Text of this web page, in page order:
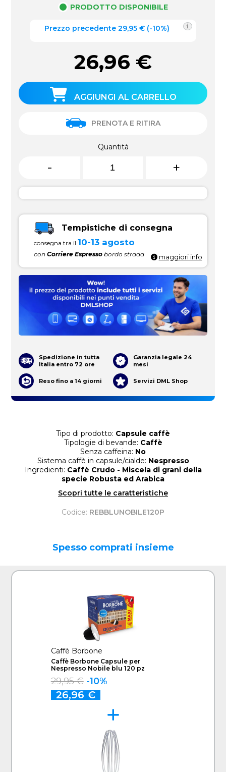
Tipo di prodotto: Capsule caffè
Tipologie di bevande: Caffè
Senza caffeina: No
Sistema caffè in capsule/cialde: Nespresso
Ingredienti: Caffè Crudo - Miscela di grani della
specie Robusta ed Arabica
Scopri tutte le caratteristiche
Codice: REBBLUNOBILE120P
PRODOTTO DISPONIBILE
Prezzo precedente 29,95 € (-10%)
26,96 €
AGGIUNGI AL CARRELLO
PRENOTA E RITIRA
Quantità
- +
Tempistiche di consegna
consegna tra il 10-13 agosto
conCorriere Espresso bordo strada maggiori info
Spedizione in tutta
Italia entro 72 ore
Garanzia legale 24
mesi
Reso fino a 14 giorni Servizi DML Shop
Spesso comprati insieme
Caffè Borbone
Caffè Borbone Capsule per
Nespresso Nobile blu 120 pz
29,95 € -10%
26,96 €